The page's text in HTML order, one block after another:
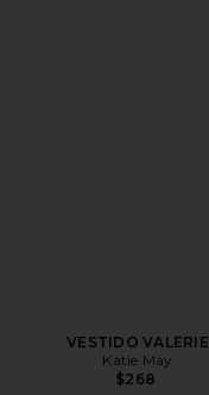
VESTIDO VALERIE
Katie May
$268